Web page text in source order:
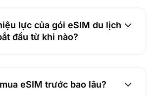
lực của gói eSIM du lịch
đầu từ khi nào?
eSIM trước bao lâu?